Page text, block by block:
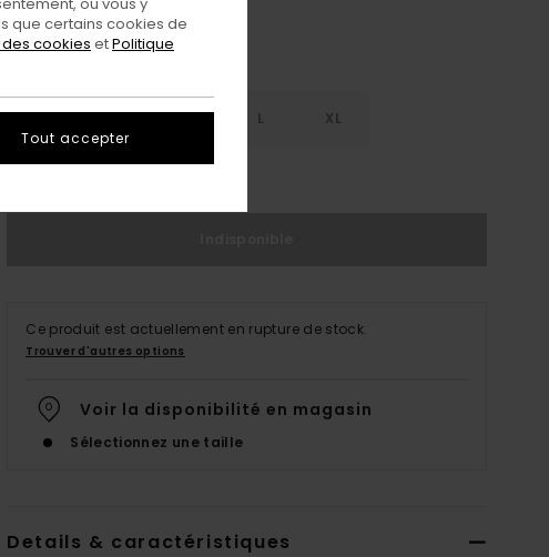
XS S M L XL
Ce produit est actuellement en rupture de stock.
Trouver d'autres options
Voir la disponibilité en magasin
Sélectionnez une taille
Details & caractéristiques
que certains cookies de
cookies etPolitique
Tout accepter